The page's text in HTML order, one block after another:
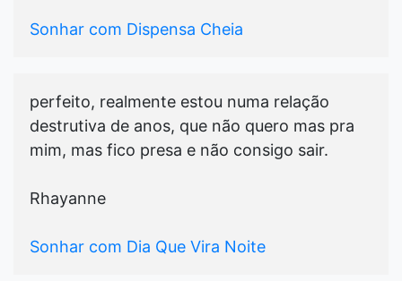
Sonhar com Dispensa Cheia
perfeito, realmente estou numa relação
destrutiva de anos, que não quero mas pra
mim, mas fico presa e não consigo sair.
Rhayanne
Sonhar com Dia Que Vira Noite